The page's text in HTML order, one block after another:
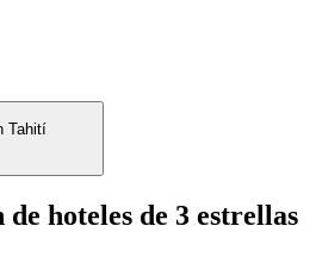
hoteles de 3 estrellas